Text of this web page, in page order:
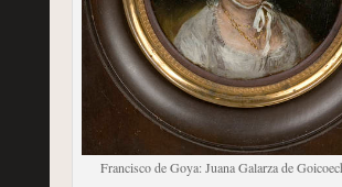
Francisco de Goya: Juana Galarza de